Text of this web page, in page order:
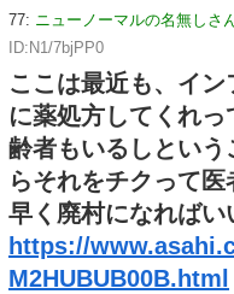
77: ニューノーマルの名無しさ
ID:N1/7bjPP0
ここは最近も、イ
に薬処方してくれ
齢者もいるしとい
らそれをチクって
早く廃村になればい
https://
M2HUBUB00B.html